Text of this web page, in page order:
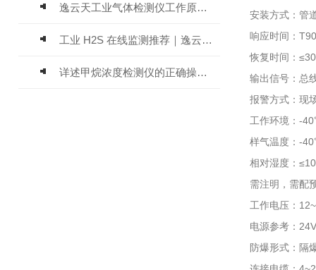
逸云天工业气体检测仪工作原理与选型标准详解
工业 H2S 在线监测推荐｜逸云天 MIC-600-H2S 固定式硫化氢检测仪评测
详述甲烷浓度检测仪的正确操作使用方法
安装方式：管
响应时间：
恢复时间：
输出信号：总
报警方式：现
工作环境：-
样气温度：-
相对湿度：
需注明，需配
工作电压：
电源参考：
防爆形式：隔